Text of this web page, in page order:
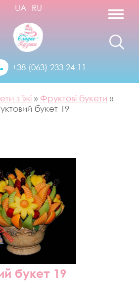
+38 (063) 233 24 11
UA RU
з їжі» Фруктові букети »
букет 19
букет 19